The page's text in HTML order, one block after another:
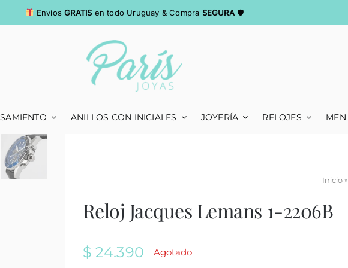
EnvíosGRATIS en todo Uruguay & Compra SEGURA🛡
ANILLOS CON INICIALES JOYERÍA RELOJES MEN
Inicio»
Reloj Jacques Lemans 1-2206B
$ 24.390 Agotado